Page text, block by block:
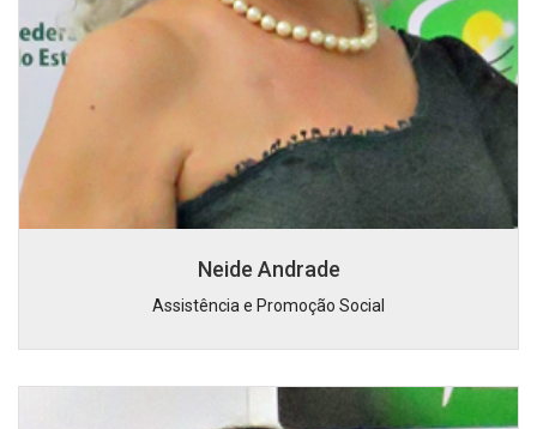
Neide Andrade
Assistência e Promoção Social